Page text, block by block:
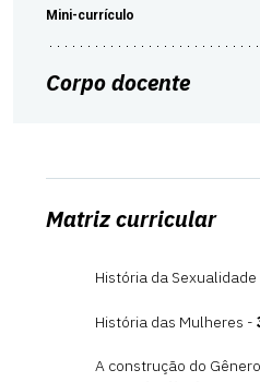
Mini-currículo
Corpo docente
Matriz curricular
História da Sexualidade
História das Mulheres -
A construção do